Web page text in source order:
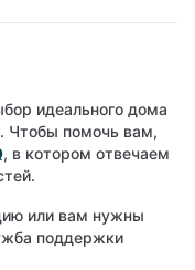
идеального дома
Чтобы помочь вам,
, в котором отвечаем
или вам нужны
поддержки